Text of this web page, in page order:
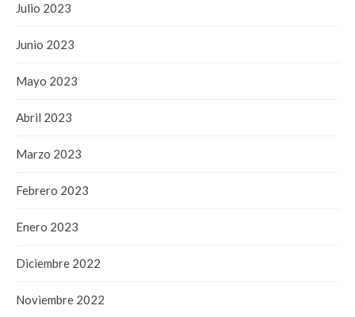
Julio 2023
Junio 2023
Mayo 2023
Abril 2023
Marzo 2023
Febrero 2023
Enero 2023
Diciembre 2022
Noviembre 2022